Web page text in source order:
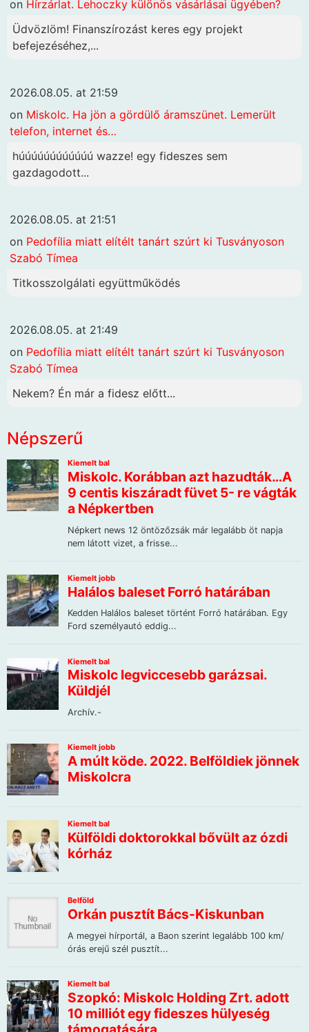
on Hírzárlat. Lehoczky különös vásárlásai ügyében?
Üdvözlöm! Finanszírozást keres egy projekt
befejezéséhez,...
2026.08.05. at 21:59
on Miskolc. Ha jön a gördülő áramszünet. Lemerült
telefon, internet és…
húúúúúúúúúúúú wazze! egy fideszes sem
gazdagodott...
2026.08.05. at 21:51
on Pedofília miatt elítélt tanárt szúrt ki Tusványoson
Szabó Tímea
Titkosszolgálati együttműködés
2026.08.05. at 21:49
on Pedofília miatt elítélt tanárt szúrt ki Tusványoson
Szabó Tímea
Nekem? Én már a fidesz előtt...
Népszerű